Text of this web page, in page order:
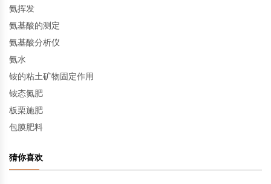
氨挥发
氨基酸的测定
氨基酸分析仪
氨水
铵的粘土矿物固定作用
铵态氮肥
板栗施肥
包膜肥料
猜你喜欢